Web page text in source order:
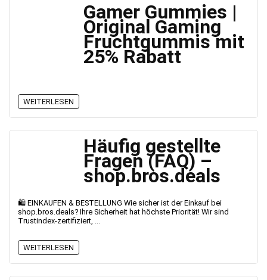
Gamer Gummies |
Original Gaming
Fruchtgummis mit
25% Rabatt
WEITERLESEN
Häufig gestellte
Fragen (FAQ) –
shop.bros.deals
🛍️ EINKAUFEN & BESTELLUNG Wie sicher ist der Einkauf bei
shop.bros.deals? Ihre Sicherheit hat höchste Priorität! Wir sind
Trustindex-zertifiziert, ...
WEITERLESEN